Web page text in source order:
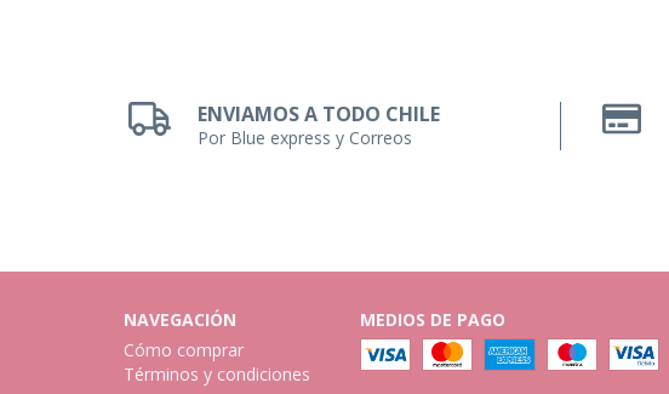
ENVIAMOS A TODO CHILE
Por Blue express y Correos
NAVEGACIÓN
Cómo comprar
Términos y condiciones
MEDIOS DE PAGO